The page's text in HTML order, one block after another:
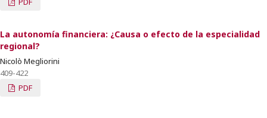
La autonomía financiera: ¿Causa o efecto de la especialidad
regional?
Nicolò Megliorini
409-422
PDF